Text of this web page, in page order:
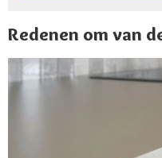
Redenen om van